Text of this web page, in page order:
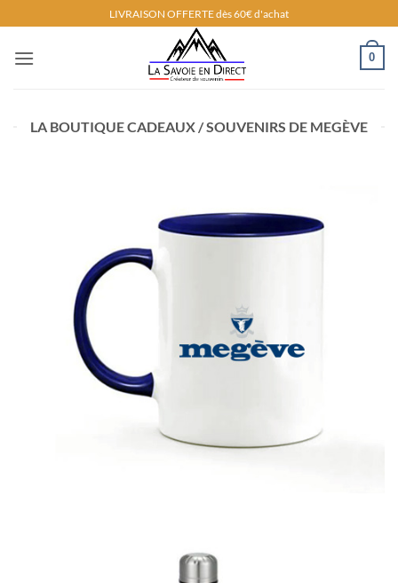
au
contenu
LIVRAISON OFFERTE dès 60€ d'achat
0
LA BOUTIQUE CADEAUX / SOUVENIRS DE MEGÈVE